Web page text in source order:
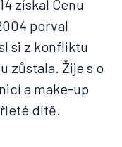
získal Cenu
porval
si z konfliktu
zůstala. Žije s o
a make-up
dítě.